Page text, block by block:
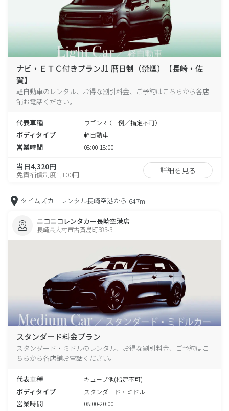
ナビ・ＥＴＣ付きプランJ1 暦日制（禁煙）【長崎・佐
賀】
軽自動車のレンタル、お得な割引料金、ご予約はこちらから各店
舗お電話ください。
代表車種 ワゴンR（一例／指定不可）
ボディタイプ 軽自動車
営業時間 08:00-18:00
当日4,320円
免責補償制度1,100円 詳細を見る
タイムズカーレンタル長崎空港から 647m
ニコニコレンタカー長崎空港店
長崎県大村市古賀島町383-3
スタンダード料金プラン
スタンダード・ミドルのレンタル、お得な割引料金、ご予約はこ
ちらから各店舗お電話ください。
代表車種 キューブ他(指定不可)
ボディタイプ スタンダード・ミドル
営業時間 08:00-20:00